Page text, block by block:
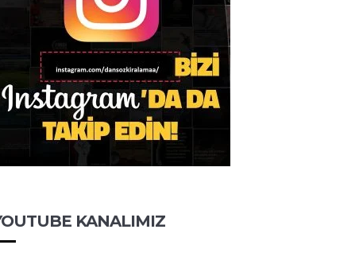
KANALIMIZ